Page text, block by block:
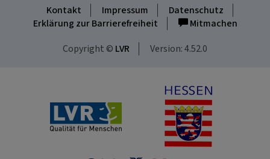
Kontakt Impressum
Datenschutz
Erklärung zur Barrierefreiheit
Mitmachen
Copyright © LVR Version: 4.52.0